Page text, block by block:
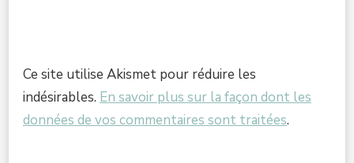
Ce site utilise Akismet pour réduire les
indésirables. En savoir plus sur la façon dont les
données de vos commentaires sont traitées.